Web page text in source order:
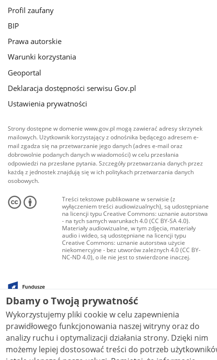
Profil zaufany
BIP
Prawa autorskie
Warunki korzystania
Geoportal
Deklaracja dostępności serwisu Gov.pl
Ustawienia prywatności
Strony dostępne w domenie www.gov.pl mogą zawierać adresy skrzynek
mailowych. Użytkownik korzystający z odnośnika będącego adresem e-
mail zgadza się na przetwarzanie jego danych (adres e-mail oraz
dobrowolnie podanych danych w wiadomości) w celu przesłania
odpowiedzi na przesłane pytania. Szczegóły przetwarzania danych przez
każdą z jednostek znajdują się w ich politykach przetwarzania danych
osobowych.
Treści tekstowe publikowane w serwisie (z
wyłączeniem treści audiowizualnych), są udostępniane
na licencji typu Creative Commons: uznanie autorstwa
- na tych samych warunkach 4.0 (CC BY-SA 4.0).
Materiały audiowizualne, w tym zdjęcia, materiały
audio i wideo, są udostępniane na licencji typu
Creative Commons: uznanie autorstwa użycie
niekomercyjne - bez utworów zależnych 4.0 (CC BY-
NC-ND 4.0), o ile nie jest to stwierdzone inaczej.
Dbamy o Twoją prywatność
Wykorzystujemy pliki cookie w celu zapewnienia
prawidłowego funkcjonowania naszej witryny oraz do
analizy ruchu i optymalizacji działania strony. Dzięki nim
możemy lepiej dostosować treści do potrzeb